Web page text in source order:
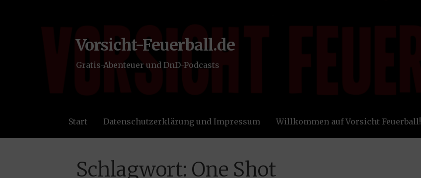
Vorsicht-Feuerball.de
Gratis-Abenteuer und DnD-Podcasts
Start Datenschutzerklärung und Impressum Willkommen auf Vorsicht Feuerball!
Schlagwort: One Shot